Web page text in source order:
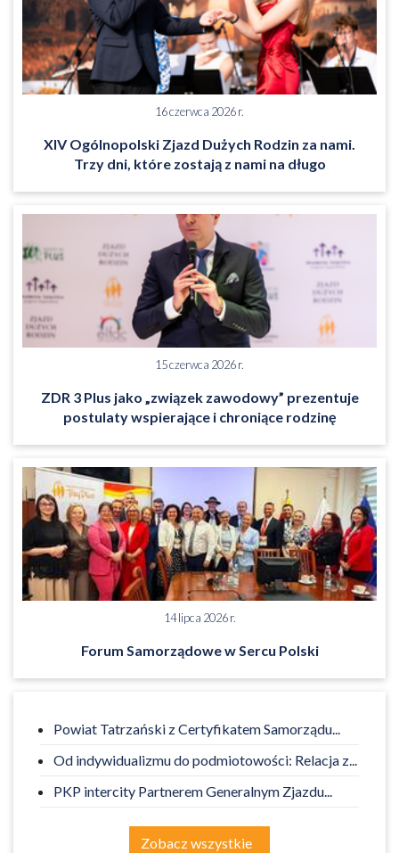
16 czerwca 2026 r.
XIV Ogólnopolski Zjazd Dużych Rodzin za nami.
Trzy dni, które zostają z nami na długo
15 czerwca 2026 r.
ZDR 3 Plus jako „związek zawodowy” prezentuje
postulaty wspierające i chroniące rodzinę
14 lipca 2026 r.
Forum Samorządowe w Sercu Polski
Powiat Tatrzański z Certyfikatem Samorządu...
Od indywidualizmu do podmiotowości: Relacja z...
PKP intercity Partnerem Generalnym Zjazdu...
Zobacz wszystkie